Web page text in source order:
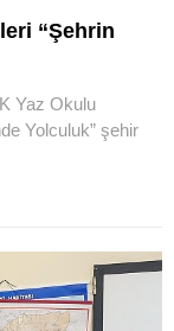
İhbar Hattı
“Şehrin
Yaz Okulu
Yolculuk” şehir